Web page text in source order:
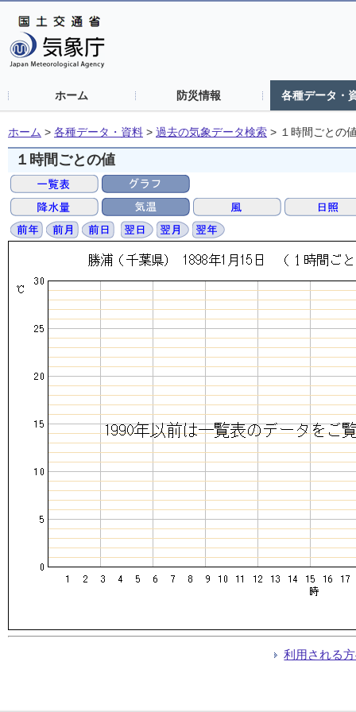
ホーム 防災情報 各種データ・
ホーム > 各種データ・資料 > 過去の気象データ検索 > １時間ごとの
１時間ごとの値
利用される